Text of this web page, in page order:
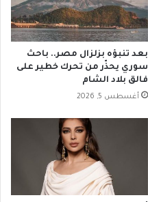
بعد تنبؤه بزلزال مصر.. باحث
سوري يحذّر من تحرك خطير على
فالق بلاد الشام
أغسطس 5, 2026